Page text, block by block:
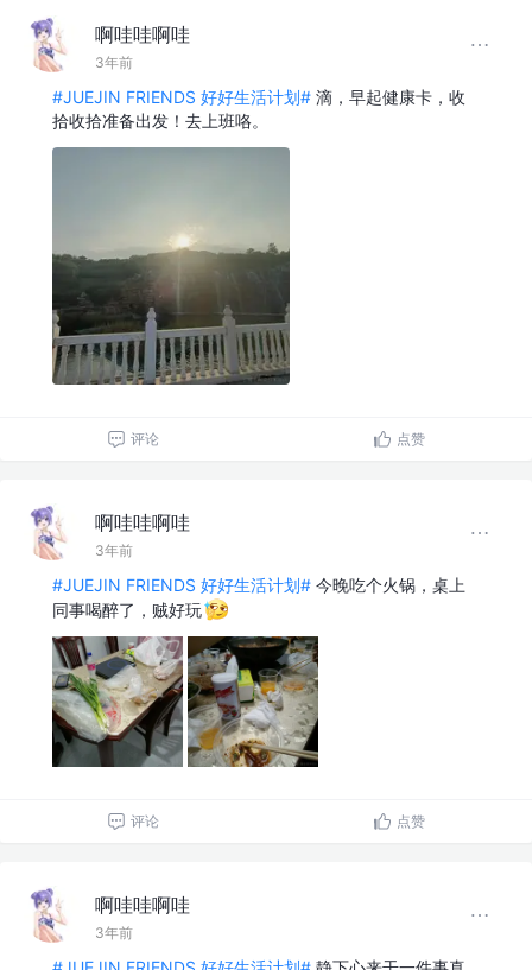
啊哇哇啊哇
3年前
#JUEJIN FRIENDS 好好生活计划# 滴，早起健康卡，收
拾收拾准备出发！去上班咯。
评论 点赞
啊哇哇啊哇
3年前
#JUEJIN FRIENDS 好好生活计划# 今晚吃个火锅，桌上
同事喝醉了，贼好玩
评论 点赞
啊哇哇啊哇
3年前